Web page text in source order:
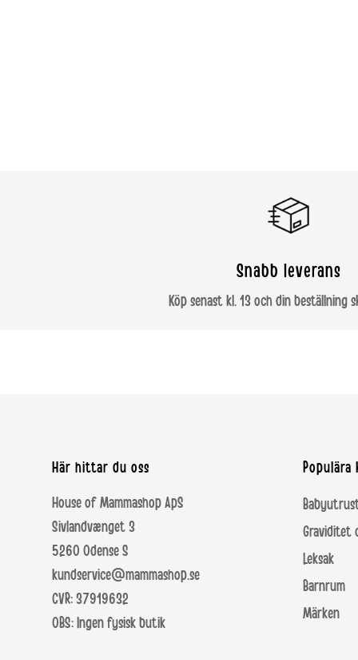
Snabb leverans
Köp senast kl. 13 och din beställning
Här hittar du oss
House of Mammashop ApS
Sivlandvænget 3
5260 Odense S
kundservice@mammashop.se
CVR: 37919632
OBS: Ingen fysisk butik
Graviditet
Leksak
Barnrum
Märken